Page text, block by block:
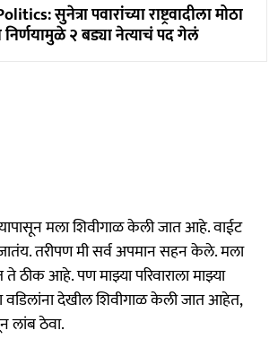
सुनेत्रा पवारांच्या राष्ट्रवादीला मोठा
२ बड्या नेत्याचं पद गेलं
मला शिवीगाळ केली जात आहे. वाईट
तरीपण मी सर्व अपमान सहन केले. मला
ठीक आहे. पण माझ्या परिवाराला माझ्या
वडिलांना देखील शिवीगाळ केली जात आहेत,
लांब ठेवा.